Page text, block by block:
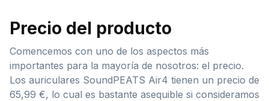
Precio del producto
Comencemos con uno de los aspectos más
importantes para la mayoría de nosotros: el precio.
Los auriculares SoundPEATS Air4 tienen un precio de
65,99 €, lo cual es bastante asequible si consideramos